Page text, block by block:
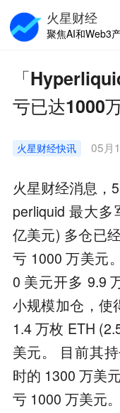
「
亏已达1000
火星财经快讯 05月
火星财经消息，
perliquid 最大
亿美元) 多仓已
亏 1000 万美元
0 美元开多 9.9
小规模加仓，使
1.4 万枚 ETH
美元。 目前其
时的 1300 万美
亏 1000 万美元。
火星财经
聚焦AI和Web3